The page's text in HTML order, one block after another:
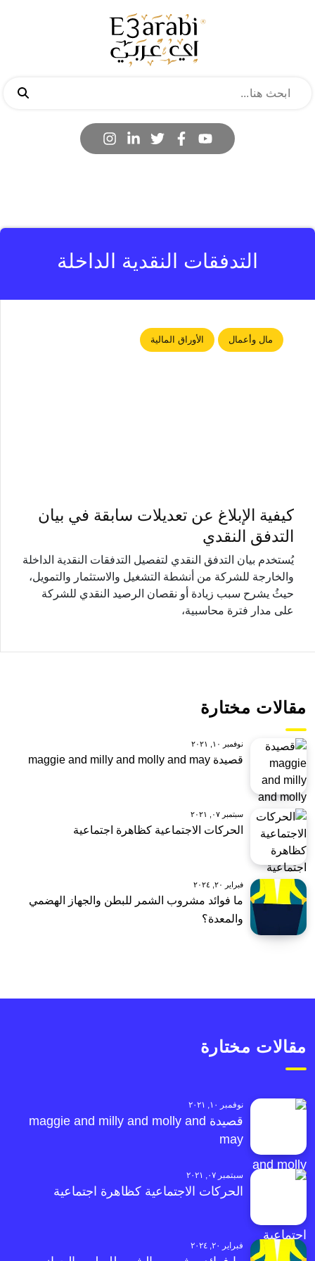
التدفقات النقدية الداخلة
مال وأعمال الأوراق المالية
كيفية الإبلاغ عن تعديلات سابقة في بيان
التدفق النقدي
يُستخدم بيان التدفق النقدي لتفصيل التدفقات النقدية الداخلة
والخارجة للشركة من أنشطة التشغيل والاستثمار والتمويل،
حيثُ يشرح سبب زيادة أو نقصان الرصيد النقدي للشركة
على مدار فترة محاسبية،
مقالات مختارة
نوفمبر ١٠, ٢٠٢١
قصيدة maggie and milly and molly and may
سبتمبر ٠٧, ٢٠٢١
الحركات الاجتماعية كظاهرة اجتماعية
فبراير ٢٠, ٢٠٢٤
ما فوائد مشروب الشمر للبطن والجهاز الهضمي
والمعدة؟
مقالات مختارة
نوفمبر ١٠, ٢٠٢١
قصيدة maggie and milly and molly and
may
سبتمبر ٠٧, ٢٠٢١
الحركات الاجتماعية كظاهرة اجتماعية
فبراير ٢٠, ٢٠٢٤